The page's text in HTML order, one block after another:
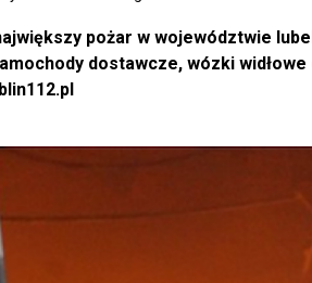
pożar w województwie
dostawcze, wózki